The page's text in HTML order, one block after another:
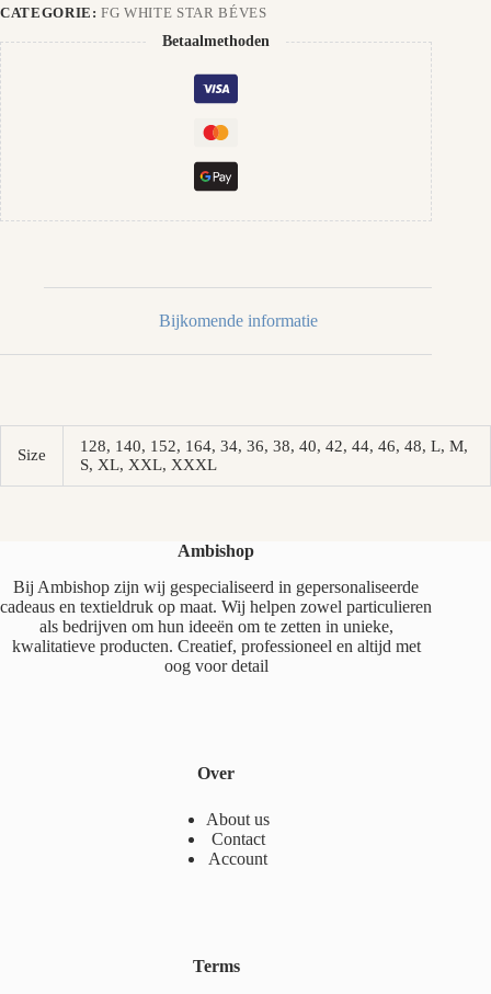
CATEGORIE:FG WHITE STAR BÉVES
Betaalmethoden
Bijkomende informatie
Size
128, 140, 152, 164, 34, 36, 38, 40, 42, 44, 46, 48, L, M,
S, XL, XXL, XXXL
Ambishop
Bij Ambishop zijn wij gespecialiseerd in gepersonaliseerde
cadeaus en textieldruk op maat. Wij helpen zowel particulieren
als bedrijven om hun ideeën om te zetten in unieke,
kwalitatieve producten. Creatief, professioneel en altijd met
oog voor detail
Over
About us
Contact
Account
Terms